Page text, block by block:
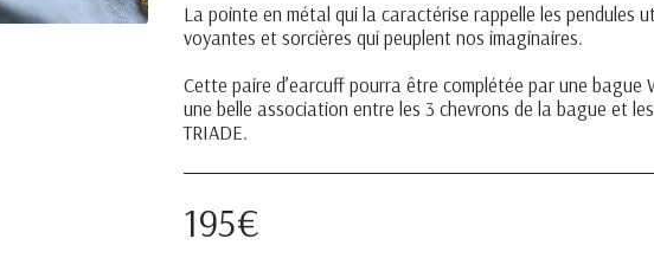
La pointe en métal qui la caractérise rappelle les pendules
voyantes et sorcières qui peuplent nos imaginaires.
Cette paire d’earcuff pourra être complétée par une bague
une belle association entre les 3 chevrons de la bague et
TRIADE.
195€